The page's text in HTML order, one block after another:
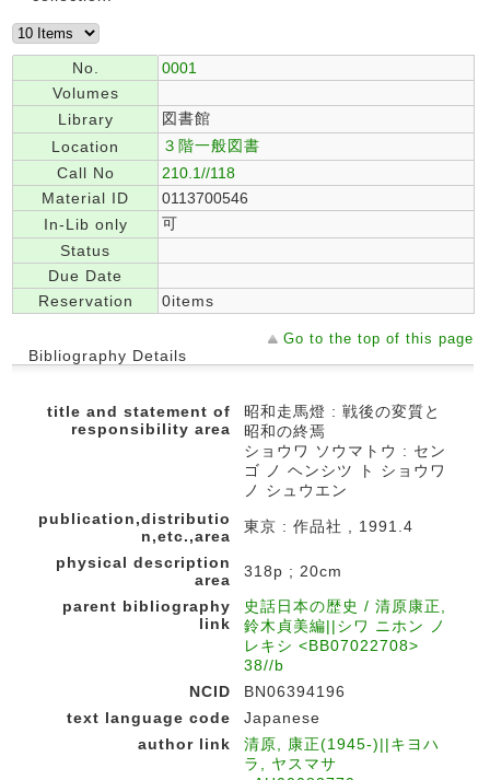
No.
0001
Volumes
Library
図書館
Location
３階一般図書
Call No
210.1//118
Material ID
0113700546
In-Lib only
可
Status
Due Date
Reservation
0items
Go to the top of this page
Bibliography Details
title and statement of
responsibility area
昭和走馬燈 : 戦後の変質と
昭和の終焉
ショウワ ソウマトウ : セン
ゴ ノ ヘンシツ ト ショウワ
ノ シュウエン
publication,distributio
n,etc.,area
東京 : 作品社 , 1991.4
physical description
area
318p ; 20cm
parent bibliography
link
史話日本の歴史 / 清原康正,
鈴木貞美編||シワ ニホン ノ
レキシ <BB07022708>
38//b
NCID
BN06394196
text language code
Japanese
author link
清原, 康正(1945-)||キヨハ
ラ, ヤスマサ